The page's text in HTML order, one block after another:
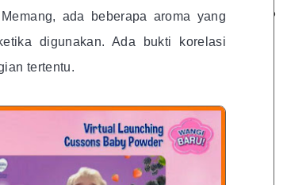
ada beberapa aroma yang
digunakan. Ada bukti korelasi
tertentu.